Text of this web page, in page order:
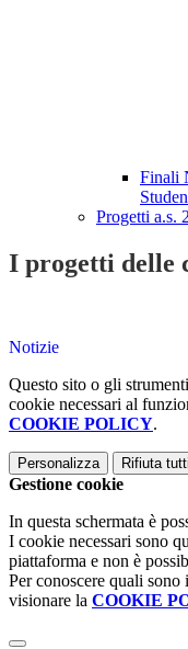
Finali
Progetti a.s.
I progetti delle
Notizie
Questo sito o gli
cookie necessari al
COOKIE POLICY.
Personalizza Rifiuta tutti
Gestione cookie
In questa schermata è
I cookie necessari sono
piattaforma e non è
Per conoscere quali
visionare la COOKIE